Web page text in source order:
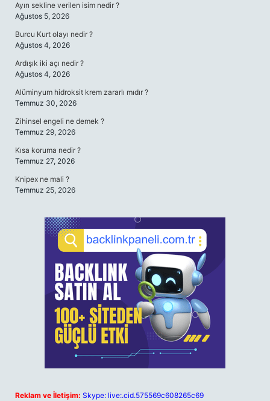
Ayın sekline verilen isim nedir ?
Ağustos 5, 2026
Burcu Kurt olayı nedir ?
Ağustos 4, 2026
Ardışık iki açı nedir ?
Ağustos 4, 2026
Alüminyum hidroksit krem zararlı mıdır ?
Temmuz 30, 2026
Zihinsel engeli ne demek ?
Temmuz 29, 2026
Kısa koruma nedir ?
Temmuz 27, 2026
Knipex ne mali ?
Temmuz 25, 2026
Reklam ve İletişim: Skype: live:.cid.575569c608265c69